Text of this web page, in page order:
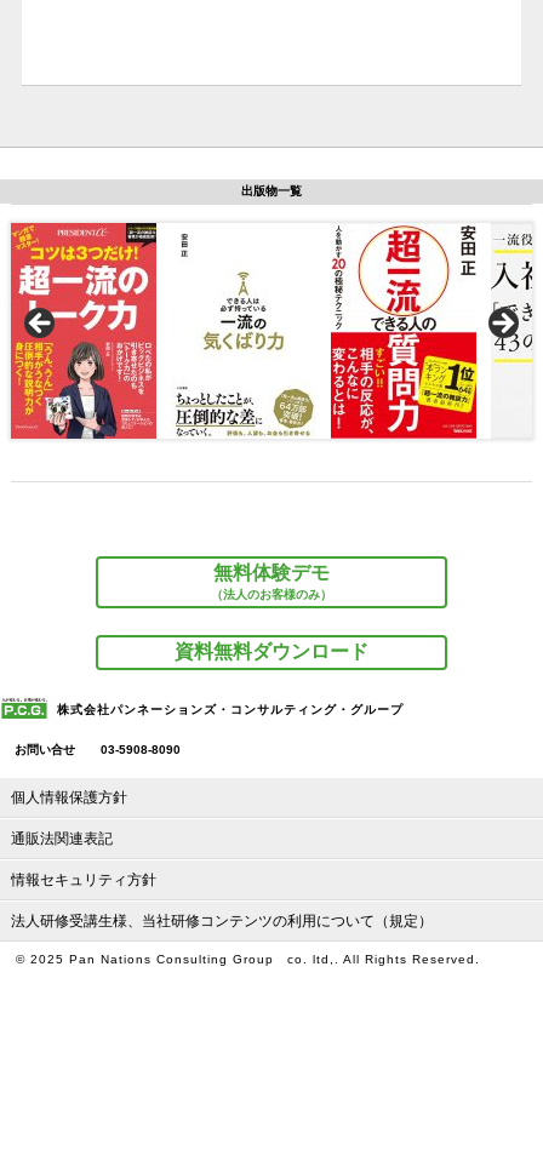
および、コンサルティング、マルチメディアコンテンツ制作
の利用目的を以下のように定めます。
(1) お客様の個人情報
・研修運営、およびコンテンツの向上・管理のため。
・Web診断の受診のため。
情報(受講者情報を含む)
・研修運営、およびコンテンツの向上・管理のため。
(3) お取引先様の個人情報
・お取引先様との間のご契約内容を適切に管理するため。
(4) 当社への入社を希望される皆様の個人情報
だいた方への採用、募集情報等の提供・連絡のため。
・採用選考業務のため。
出版物一覧
株式会社パンネーションズ・コンサルティング・グループ
お問い合せ 03-5908-8090
個人情報保護方針
通販法関連表記
情報セキュリティ方針
法人研修受講生様、当社研修コンテンツの利用について（規定）
© 2025 Pan Nations Consulting Group co. ltd,. All Rights Reserved.
無料体験デモ
（法人のお客様のみ）
資料無料ダウンロード